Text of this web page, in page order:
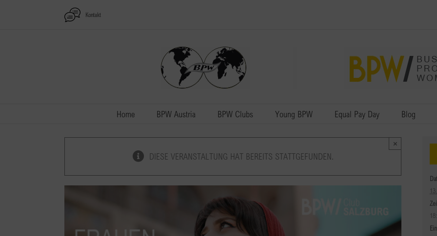
Kontakt
Home BPW Austria BPW Clubs Young BPW Equal Pay Day Blog
DIESE VERANSTALTUNG HAT BEREITS STATTGEFUNDEN.
×